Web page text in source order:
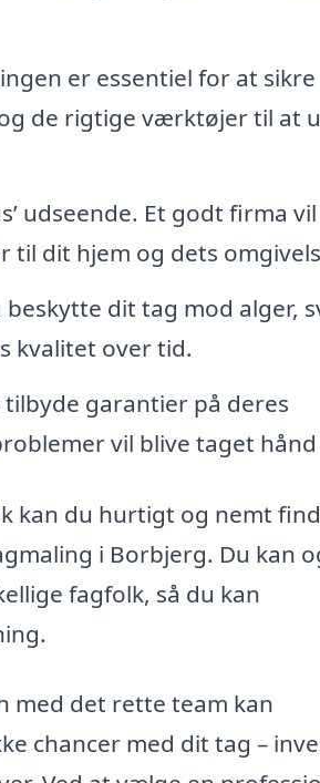
er essentiel for at sikre
de rigtige værktøjer til at
udseende. Et godt firma vil
dit hjem og dets
dit tag mod alger,
kvalitet over tid.
garantier på deres
vil blive taget
kan du hurtigt og nemt
i Borbjerg. Du kan
fagfolk, så du kan
med det rette team kan
chancer med dit tag –